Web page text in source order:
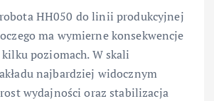
HH050 do linii produkcyjnej
ma wymierne konsekwencje
poziomach. W skali
najbardziej widocznym
wydajności oraz stabilizacja